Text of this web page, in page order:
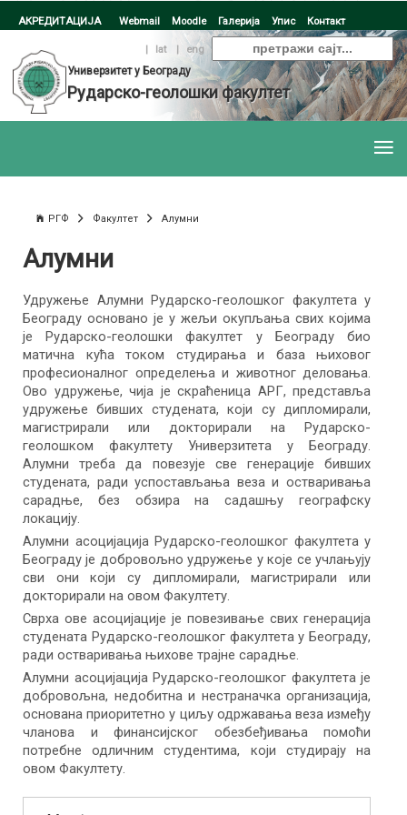
АКРЕДИТАЦИЈА Webmail Moodle Галерија Упис Контакт
| lat |
eng
Универзитет у Београду
Рударско-геолошки факултет
РГФ Факултет Алумни
Алумни
Удружење Алумни Рударско-геолошког факултета у
Београду основано је у жељи окупљања свих којима
је Рударско-геолошки факултет у Београду био
матична кућа током студирања и база њиховог
професионалног определења и животног деловања.
Ово удружење, чија је скраћеница АРГ, представља
удружење бивших студената, који су дипломирали,
магистрирали или докторирали на Рударско-
геолошком факултету Универзитета у Београду.
Алумни треба да повезује све генерације бивших
студената, ради успостављања веза и остваривања
сарадње, без обзира на садашњу географску
локацију.
Алумни асоцијација Рударско-геолошког факултета у
Београду је добровољно удружење у које се учлањују
сви они који су дипломирали, магистрирали или
докторирали на овом Факултету.
Сврха ове асоцијације је повезивање свих генерација
студената Рударско-геолошког факултета у Београду,
ради остваривања њихове трајне сарадње.
Алумни асоцијација Рударско-геолошког факултета је
добровољна, недобитна и нестраначка организација,
основана приоритетно у циљу одржавања веза између
чланова и финансијског обезбеђивања помоћи
потребне одличним студентима, који студирају на
овом Факултету.